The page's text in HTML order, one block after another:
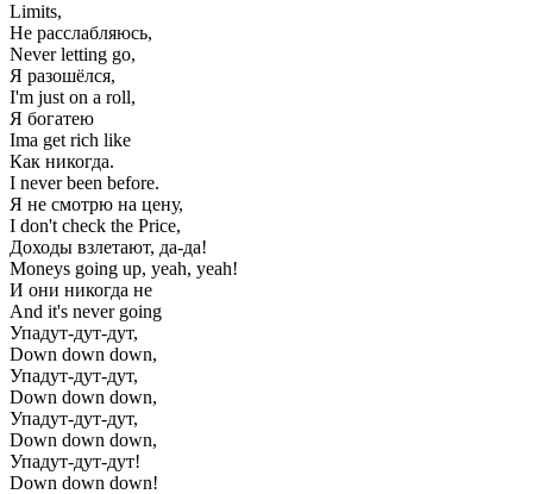
Limits,
Не расслабляюсь,
Never letting go,
Я разошёлся,
I'm just on a roll,
Я богатею
Ima get rich like
Как никогда.
I never been before.
Я не смотрю на цену,
I don't check the Price,
Доходы взлетают, да-да!
Moneys going up, yeah, yeah!
И они никогда не
And it's never going
Упадут-дут-дут,
Down down down,
Упадут-дут-дут,
Down down down,
Упадут-дут-дут,
Down down down,
Упадут-дут-дут!
Down down down!